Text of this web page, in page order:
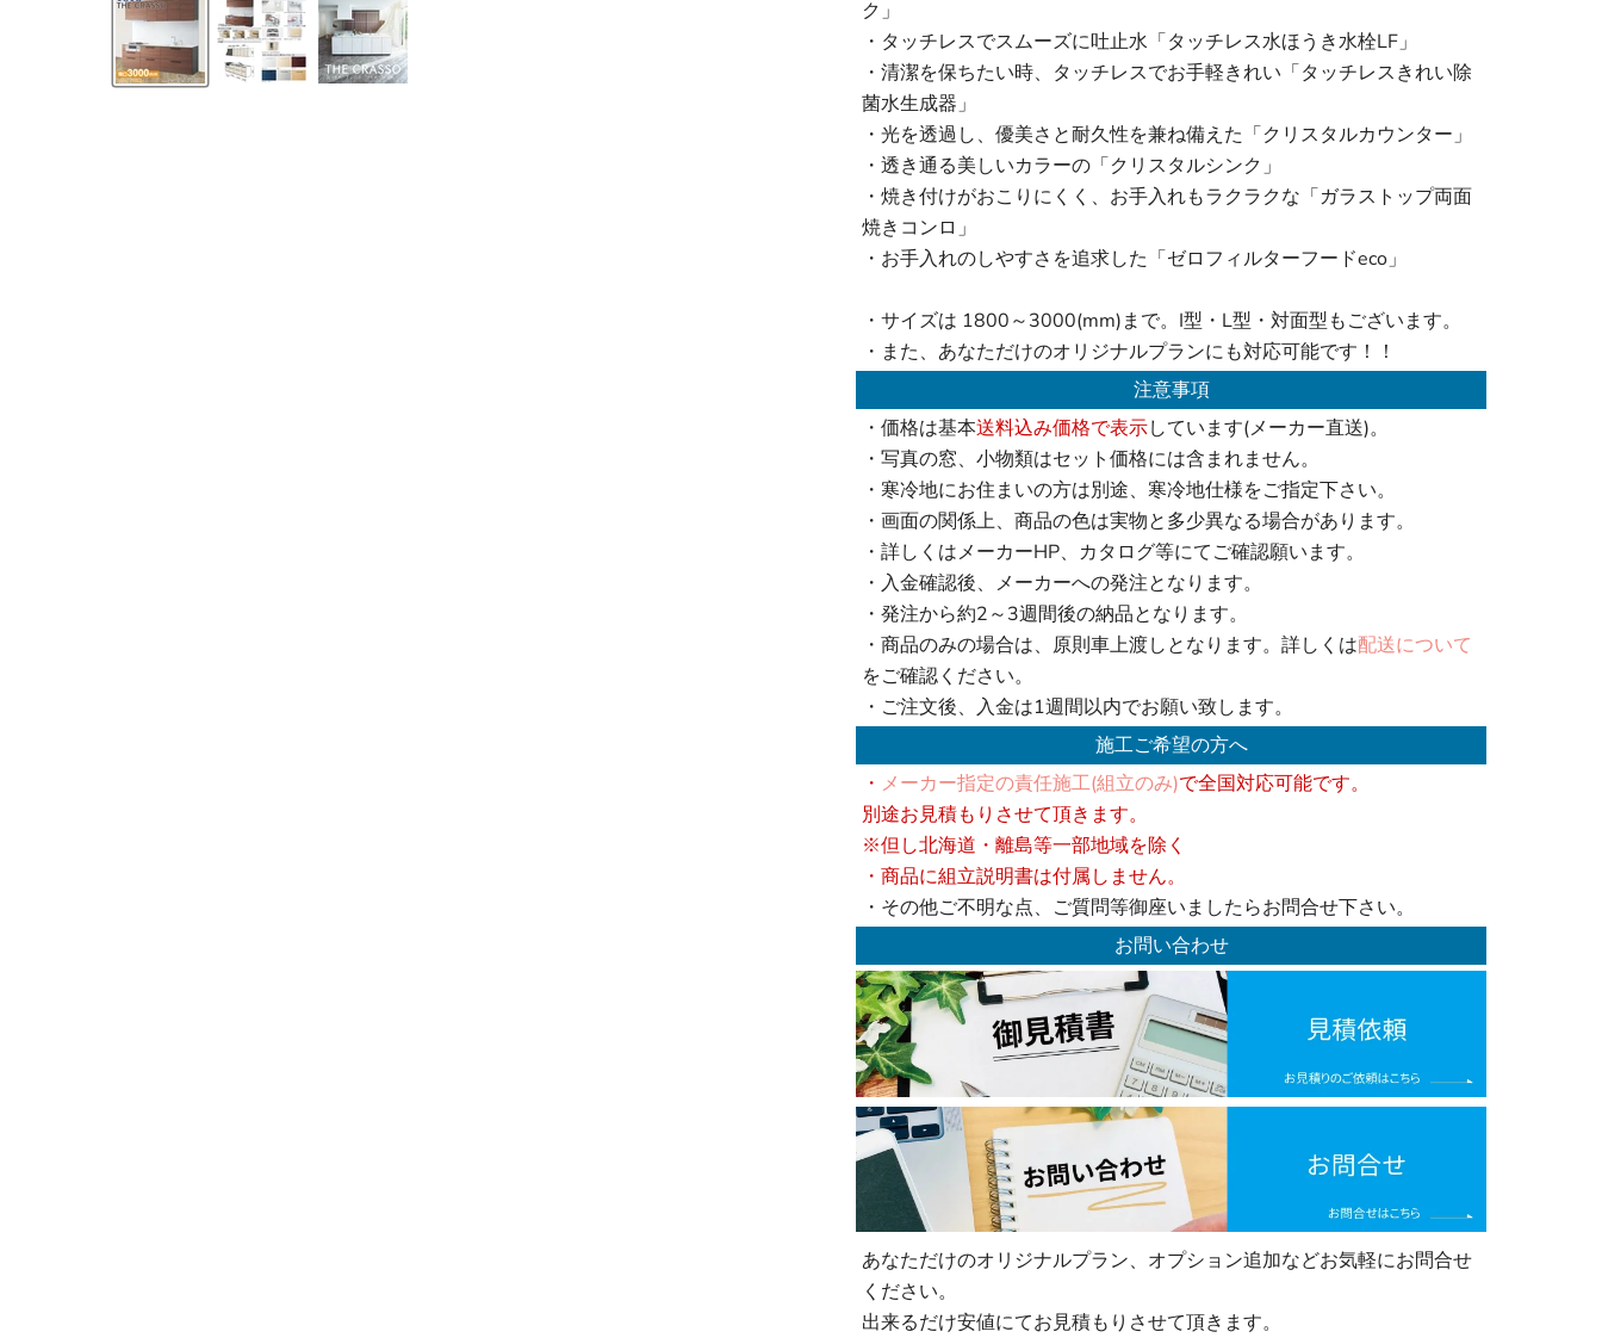
ク」
・タッチレスでスムーズに吐止水「タッチレス水ほうき水栓LF」
・清潔を保ちたい時、タッチレスでお手軽きれい「タッチレスきれい除
菌水生成器」
・光を透過し、優美さと耐久性を兼ね備えた「クリスタルカウンター」
・透き通る美しいカラーの「クリスタルシンク」
・焼き付けがおこりにくく、お手入れもラクラクな「ガラストップ両面
焼きコンロ」
・お手入れのしやすさを追求した「ゼロフィルターフードeco」
・サイズは 1800～3000(mm)まで。I型・L型・対面型もございます。
・また、あなただけのオリジナルプランにも対応可能です！！
注意事項
・価格は基本送料込み価格で表示しています(メーカー直送)。
・写真の窓、小物類はセット価格には含まれません。
・寒冷地にお住まいの方は別途、寒冷地仕様をご指定下さい。
・画面の関係上、商品の色は実物と多少異なる場合があります。
・詳しくはメーカーHP、カタログ等にてご確認願います。
・入金確認後、メーカーへの発注となります。
・発注から約2～3週間後の納品となります。
・商品のみの場合は、原則車上渡しとなります。詳しくは配送について
をご確認ください。
・ご注文後、入金は1週間以内でお願い致します。
施工ご希望の方へ
・ メーカー指定の責任施工(組立のみ)で全国対応可能です。
別途お見積もりさせて頂きます。
※但し北海道・離島等一部地域を除く
・商品に組立説明書は付属しません。
・その他ご不明な点、ご質問等御座いましたらお問合せ下さい。
お問い合わせ
あなただけのオリジナルプラン、オプション追加などお気軽にお問合せ
ください。
出来るだけ安値にてお見積もりさせて頂きます。